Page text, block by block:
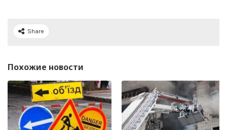
Share
Похожие новости